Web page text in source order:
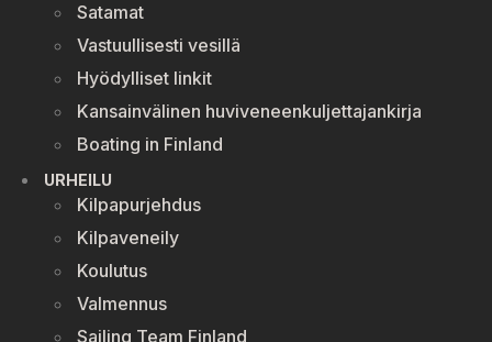
Satamat
Vastuullisesti vesillä
Hyödylliset linkit
Kansainvälinen huviveneenkuljettajankirja
Boating in Finland
URHEILU
Kilpapurjehdus
Kilpaveneily
Koulutus
Valmennus
Sailing Team Finland